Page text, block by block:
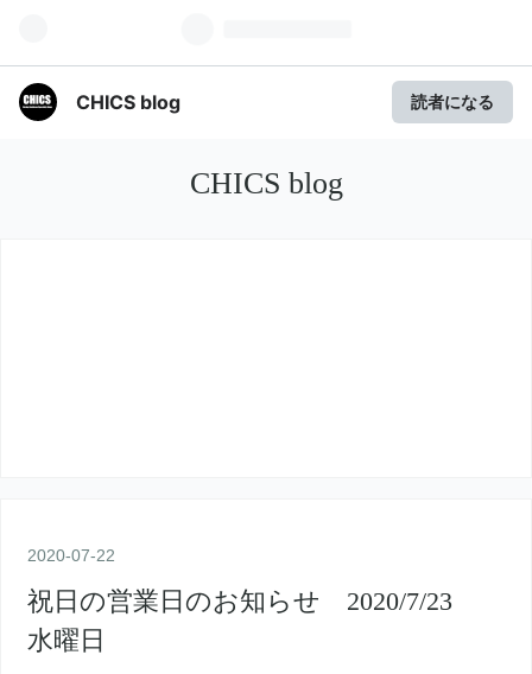
CHICS blog 読者になる
CHICS blog
2020-07-22
祝日の営業日のお知らせ 2020/7/23
水曜日